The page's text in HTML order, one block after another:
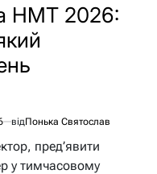
НМТ 2026:
відПонька Святослав
пред’явити
у тимчасовому